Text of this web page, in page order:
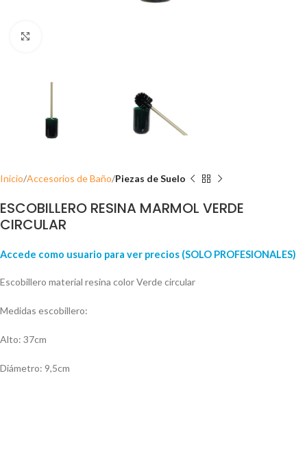
Inicio Accesorios de Baño Piezas de Suelo
ESCOBILLERO RESINA MARMOL VERDE
CIRCULAR
Accede como usuario para ver precios (SOLO PROFESIONALES)
Escobillero material resina color Verde circular
Medidas escobillero:
Alto: 37cm
Diámetro: 9,5cm